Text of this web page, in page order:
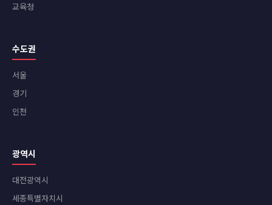
교육청
수도권
서울
경기
인천
광역시
대전광역시
세종특별자치시